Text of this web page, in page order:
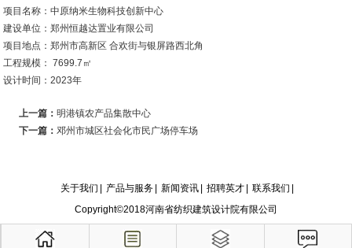
项目名称：中原纳米生物科技创新中心
建设单位：郑州恒越达置业有限公司
项目地点：郑州市高新区 合欢街与银屏路西北角
工程规模： 7699.7㎡
设计时间：2023年
上一篇：明港镇农产品集散中心
下一篇：邓州市城区社会化市民广场停车场
关于我们 产品与服务 新闻资讯 招聘英才 联系我们
Copyright©2018河南省纺织建筑设计院有限公司